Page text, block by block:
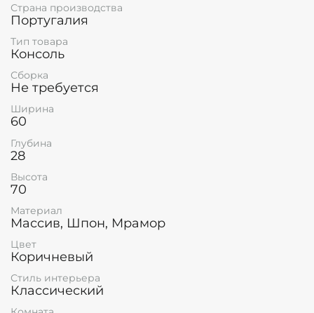
Страна производства
Португалия
Тип товара
Консоль
Сборка
Не требуется
Ширина
60
Глубина
28
Высота
70
Материал
Массив, Шпон, Мрамор
Цвет
Коричневый
Стиль интерьера
Классический